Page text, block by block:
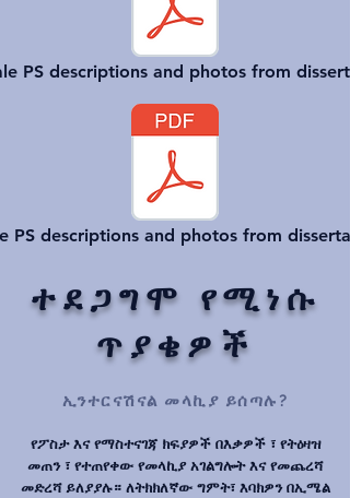
PS descriptions and photos from
PS descriptions and photos from
ተደጋግሞ የሚነሱ
ጥያቄዎች
ኢንተርናሽናል መላኪያ ይሰጣሉ?
የፖስታ እና የማስተናገጃ ክፍያዎች በእቃዎች ፣ የትዕዛዝ
መጠን ፣ የተጠየቀው የመላኪያ አገልግሎት እና የመጨረሻ
መድረሻ ይለያያሉ። ለትክክለኛው ግምት፣ እባክዎን በኢሜል